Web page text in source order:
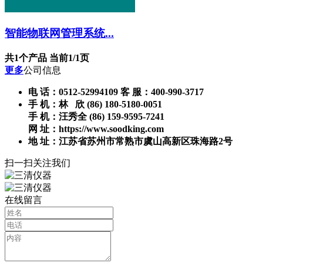
智能物联网管理系统...
共1个产品 当前1/1页
更多公司信息
电 话：0512-52994109 客 服：400-990-3717
手 机：林 欣 (86) 180-5180-0051
手 机：汪秀全 (86) 159-9595-7241
网 址：https://www.soodking.com
地 址：江苏省苏州市常熟市虞山高新区珠海路2号
扫一扫关注我们
在线留言